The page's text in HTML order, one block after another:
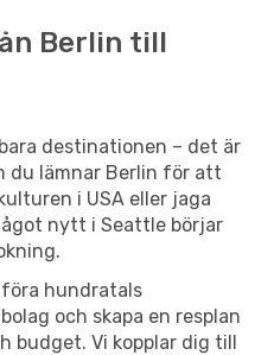
Berlin till
destinationen – det är
du lämnar Berlin för att
i USA eller jaga
nytt i Seattle börjar
hundratals
och skapa en resplan
budget. Vi kopplar dig till